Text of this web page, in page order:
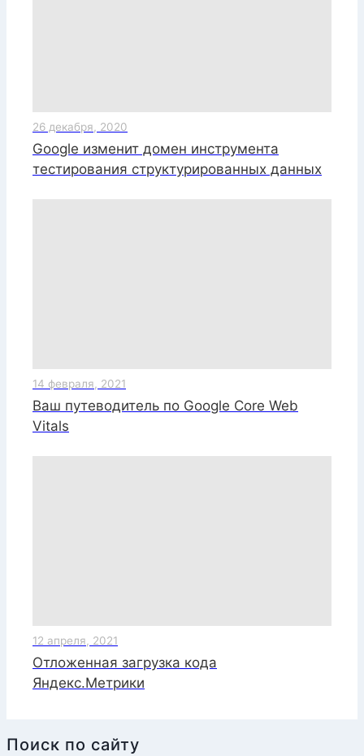
26 декабря, 2020
Google изменит домен инструмента
тестирования структурированных данных
14 февраля, 2021
Ваш путеводитель по Google Core Web
Vitals
12 апреля, 2021
Отложенная загрузка кода
Яндекс.Метрики
Поиск по сайту